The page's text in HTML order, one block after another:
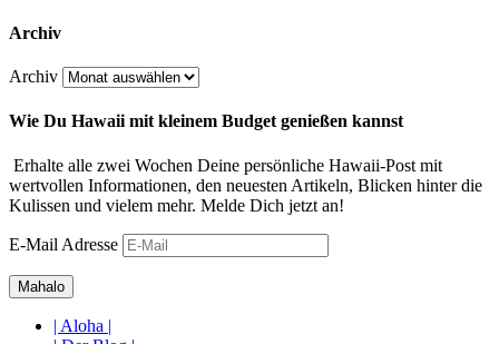
Archiv
Archiv
Wie Du Hawaii mit kleinem Budget genießen kannst
Erhalte alle zwei Wochen Deine persönliche Hawaii-Post mit
wertvollen Informationen, den neuesten Artikeln, Blicken hinter die
Kulissen und vielem mehr. Melde Dich jetzt an!
E-Mail Adresse
| Aloha |